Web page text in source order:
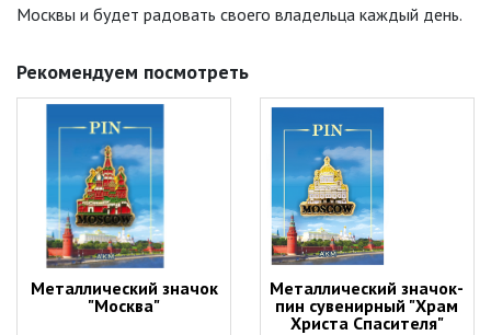
Москвы и будет радовать своего владельца каждый день.
Рекомендуем посмотреть
Металлический значок
"Москва"
Металлический значок-
пин сувенирный "Храм
Христа Спасителя"